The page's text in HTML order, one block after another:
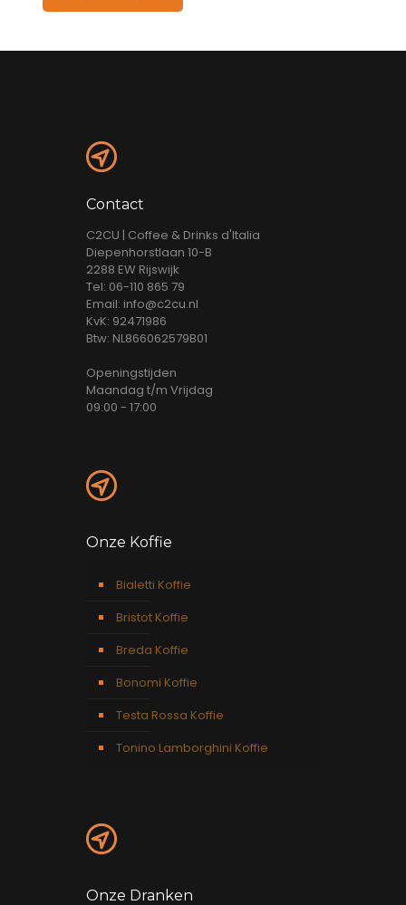
Contact
C2CU | Coffee & Drinks d'Italia
Diepenhorstlaan 10-B
2288 EW Rijswijk
Tel: 06-110 865 79
Email: info@c2cu.nl
KvK: 92471986
Btw: NL866062579B01
Openingstijden
Maandag t/m Vrijdag
09:00 - 17:00
Onze Koffie
Bialetti Koffie
Bristot Koffie
Breda Koffie
Bonomi Koffie
Testa Rossa Koffie
Tonino Lamborghini Koffie
Onze Dranken